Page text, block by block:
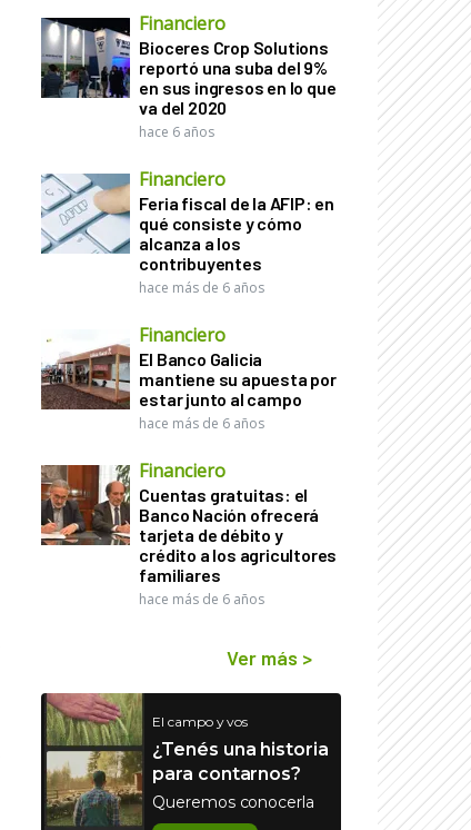
Financiero
Bioceres Crop Solutions
reportó una suba del 9%
en sus ingresos en lo que
va del 2020
hace 6 años
Financiero
Feria fiscal de la AFIP: en
qué consiste y cómo
alcanza a los
contribuyentes
hace más de 6 años
Financiero
El Banco Galicia
mantiene su apuesta por
estar junto al campo
hace más de 6 años
Financiero
Cuentas gratuitas: el
Banco Nación ofrecerá
tarjeta de débito y
crédito a los agricultores
familiares
hace más de 6 años
Ver más >
El campo y vos
¿Tenés una historia
para contarnos?
Queremos conocerla